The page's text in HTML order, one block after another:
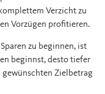
Verzicht zu
Vorzügen profitieren.
zu beginnen, ist
beginnst, desto tiefer
Zielbetrag